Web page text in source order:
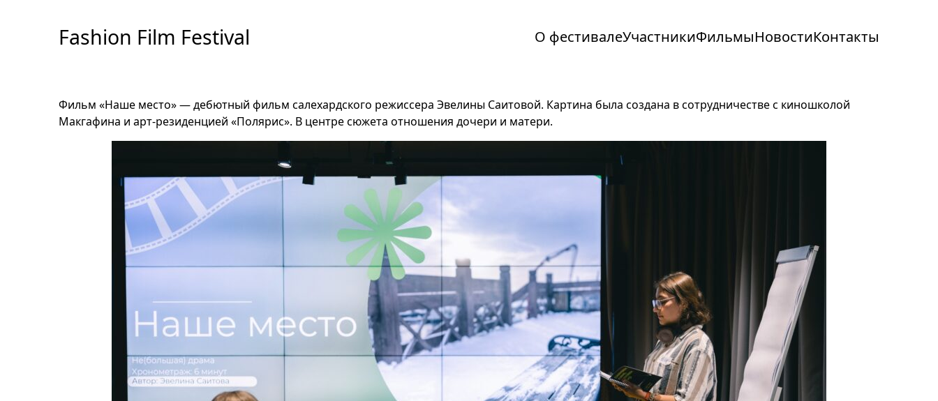
содержимомуFashion Film Festival О фестивалеУчастникиФильмыНовостиКонтакты
Фильм «Наше место» — дебютный фильм салехардского режиссера Эвелины Саитовой. Картина была создана в сотрудничестве с киношколой
Макгафина и арт-резиденцией «Полярис». В центре сюжета отношения дочери и матери.